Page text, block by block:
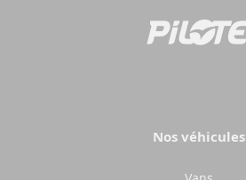
Camping-cars
Configurez votre camping-car
ChoisirNos véhicules